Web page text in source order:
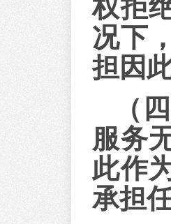
权拒
况下
担因
（
服务
此作
承担